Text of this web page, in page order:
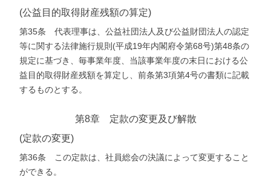
(公益目的取得財産残額の算定)
第35条 代表理事は、公益社団法人及び公益財団法人の認定
等に関する法律施行規則(平成19年内閣府令第68号)第48条の
規定に基づき、毎事業年度、当該事業年度の末日における公
益目的取得財産残額を算定し、前条第3項第4号の書類に記載
するものとする。
第8章 定款の変更及び解散
(定款の変更)
第36条 この定款は、社員総会の決議によって変更すること
ができる。